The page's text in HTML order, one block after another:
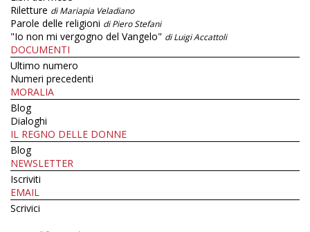
Riletture di Mariapia Veladiano
Parole delle religioni di Piero Stefani
"Io non mi vergogno del Vangelo" di Luigi Accattoli
DOCUMENTI
Ultimo numero
Numeri precedenti
MORALIA
Blog
Dialoghi
IL REGNO DELLE DONNE
Blog
NEWSLETTER
Iscriviti
EMAIL
Scrivici